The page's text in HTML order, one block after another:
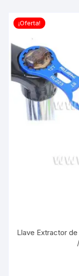
¡Oferta!
Llave Extractor de